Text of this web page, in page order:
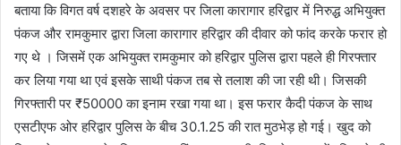
बताया कि विगत वर्ष दशहरे के अवसर पर जिला कारागार हरिद्वार में निरुद्ध अभियुक्त
पंकज और रामकुमार द्वारा जिला कारागार हरिद्वार की दीवार को फांद करके फरार हो
गए थे । जिसमें एक अभियुक्त रामकुमार को हरिद्वार पुलिस द्वारा पहले ही गिरफ्तार
कर लिया गया था एवं इसके साथी पंकज तब से तलाश की जा रही थी। जिसकी
गिरफ्तारी पर ₹50000 का इनाम रखा गया था। इस फरार कैदी पंकज के साथ
एसटीएफ ओर हरिद्वार पुलिस के बीच 30.1.25 की रात मुठभेड़ हो गई। खुद को